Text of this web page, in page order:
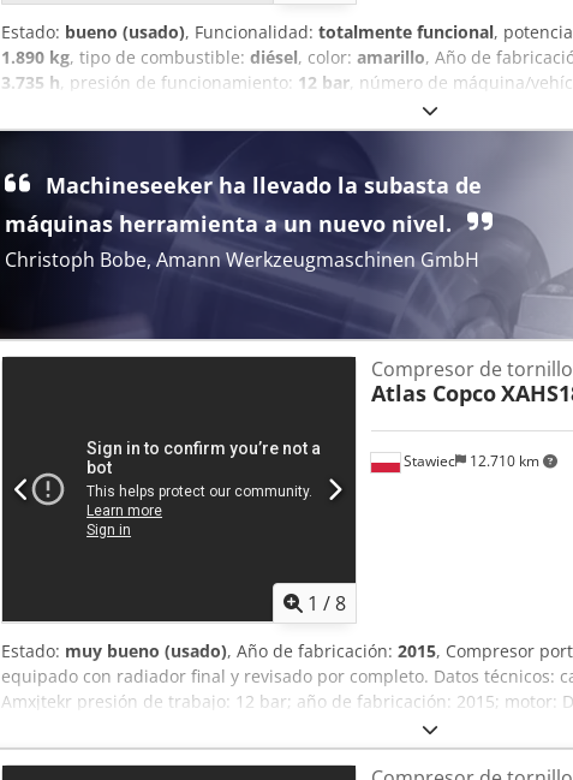
Estado: bueno (usado), Funcionalidad: totalmente funcional,
1.890 kg, tipo de combustible: diésel, color: amarillo, Año de
3.735 h, presión de funcionamiento: 12 bar, número de máquina/
antirretorno instalada - Cuerpo con recubrimiento de polvo -
con anilla de remolque DIN para camiones o acoplamiento para
estacionamiento con función de marcha atrás automática Más
Dksdsu A Tq Hepfx Aptsr
Machineseeker ha llevado la subasta de
máquinas herramienta a un nuevo nivel.
Christoph Bobe, Amann Werkzeugmaschinen GmbH
1 /8
Stawiec 12.710 km
Compresor de tornillo
Atlas Copco
Estado: muy bueno (usado), Año de fabricación: 2015, Compresor
equipado con radiador final y revisado por completo. Datos técnicos:
Amxjtekr presión de trabajo: 12 bar; año de fabricación: 2015; motor:
funcionamiento: 2016 h. El compresor está en perfecto estado de
cuenta con garantía. Precio neto: 109.500 PLN Precio bruto: 134.685